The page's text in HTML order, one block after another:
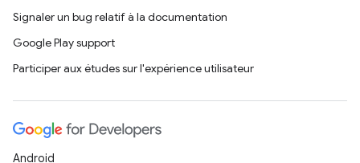
Signaler un bug relatif à la documentation
Google Play support
Participer aux études sur l'expérience utilisateur
Android